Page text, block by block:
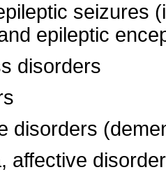
seizures
epileptic
disorders
disorders
affective